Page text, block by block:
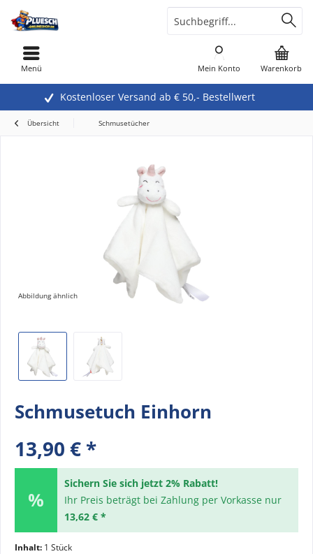
Kostenloser Versand ab € 50,- Bestellwert
Warenkorb
Mein Konto
Menü
Übersicht Schmusetücher
Abbildung ähnlich
Schmusetuch Einhorn
13,90 € *
Sichern Sie sich jetzt 2% Rabatt!
Ihr Preis beträgt bei Zahlung per Vorkasse nur
13,62 € *
Inhalt: 1 Stück